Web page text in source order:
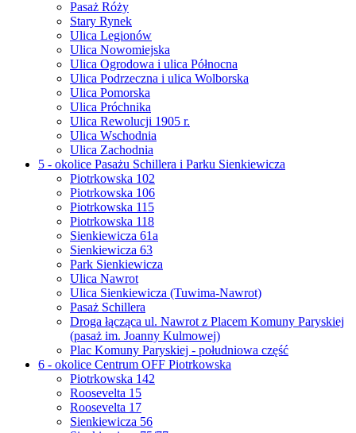
Pasaż Róży
Stary Rynek
Ulica Legionów
Ulica Nowomiejska
Ulica Ogrodowa i ulica Północna
Ulica Podrzeczna i ulica Wolborska
Ulica Pomorska
Ulica Próchnika
Ulica Rewolucji 1905 r.
Ulica Wschodnia
Ulica Zachodnia
5 - okolice Pasażu Schillera i Parku Sienkiewicza
Piotrkowska 102
Piotrkowska 106
Piotrkowska 115
Piotrkowska 118
Sienkiewicza 61a
Sienkiewicza 63
Park Sienkiewicza
Ulica Nawrot
Ulica Sienkiewicza (Tuwima-Nawrot)
Pasaż Schillera
Droga łącząca ul. Nawrot z Placem Komuny Paryskiej
(pasaż im. Joanny Kulmowej)
Plac Komuny Paryskiej - południowa część
6 - okolice Centrum OFF Piotrkowska
Piotrkowska 142
Roosevelta 15
Roosevelta 17
Sienkiewicza 56